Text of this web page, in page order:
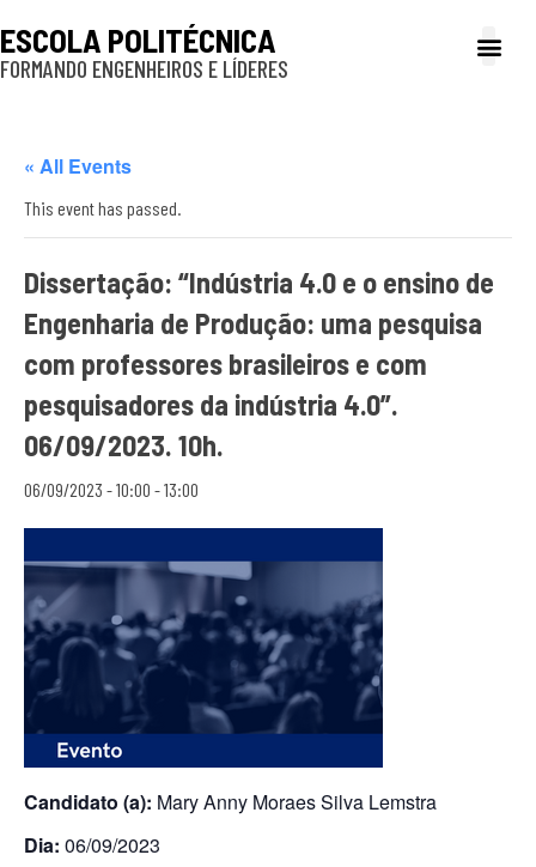
ESCOLA POLITÉCNICA
FORMANDO ENGENHEIROS E LÍDERES
« All Events
This event has passed.
Dissertação: “Indústria 4.0 e o ensino de
Engenharia de Produção: uma pesquisa
com professores brasileiros e com
pesquisadores da indústria 4.0”.
06/09/2023. 10h.
06/09/2023 - 10:00 -13:00
Candidato (a): Mary Anny Moraes Silva Lemstra
Dia: 06/09/2023